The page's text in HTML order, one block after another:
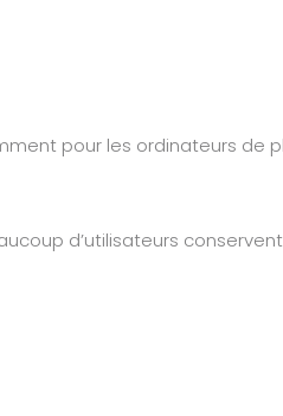
pour les ordinateurs de
d’utilisateurs conservent